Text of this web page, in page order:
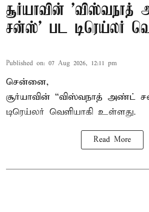
சூர்யாவின்
சன்ஸ்' பட டிரெய்லர்
Published on: 07 Aug 2026, 12:11 pm
சென்னை,
சூர்யாவின் “விஸ்வநாத் அண்ட்
டிரெய்லர் வெளியாகி உள்ளது.
Read More